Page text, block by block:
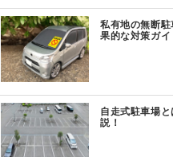
私有地の無断
果的な対策ガイ
自走式駐車場
説！